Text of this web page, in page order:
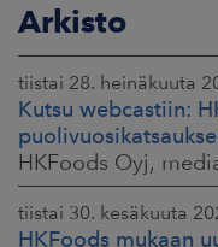
Arkisto
tiistai 28. heinäkuuta
Kutsu webcastiin:
HKFoods Oyj,
tiistai 30. kesäkuuta
HKFoods mukaan